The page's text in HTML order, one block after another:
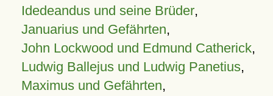
Idedeandus und seine Brüder,
Januarius und Gefährten,
John Lockwood und Edmund Catherick,
Ludwig Ballejus und Ludwig Panetius,
Maximus und Gefährten,